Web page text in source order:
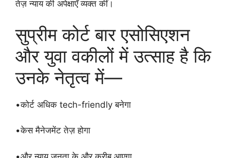
तेज़ न्याय की अपेक्षाएँ व्यक्त कीं।
सुप्रीम कोर्ट बार एसोसिएशन
और युवा वकीलों में उत्साह है कि
उनके नेतृत्व में—
•कोर्ट अधिक tech-friendly बनेगा
•केस मैनेजमेंट तेज़ होगा